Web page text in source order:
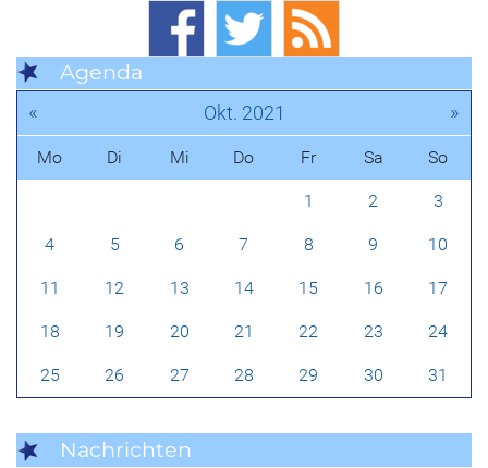
Agenda
« Okt. 2021 »
Mo Di Mi Do Fr Sa So
1 2 3
4 5 6 7 8 9 10
11 12 13 14 15 16 17
18 19 20 21 22 23 24
25 26 27 28 29 30 31
Nachrichten